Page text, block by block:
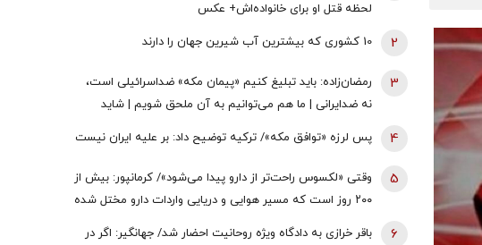
لحظه قتل او برای خانواده‌اش+ عکس
10 کشوری که بیشترین آب شیرین جهان را دارند 2
رمضان‌زاده: باید تبلیغ کنیم «پیمان مکه» ضداسرائیلی است،
نه ضدایرانی | ما هم می‌توانیم به آن ملحق شویم | شاید
3
پس لرزه «توافق مکه»/ ترکیه توضیح داد: بر علیه ایران نیست 4
وقتی «لکسوس راحت‌تر از دارو پیدا می‌شود»/ کرمانپور: بیش از
۲۰۰ روز است که مسیر هوایی و دریایی واردات دارو مختل شده
است / نخستین قربانی هر جنگ، سلامت مردم است
5
باقر خرازی به دادگاه ویژه روحانیت احضار شد/ جهانگیر: اگر در
6